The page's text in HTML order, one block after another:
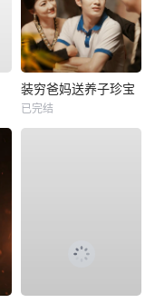
装穷爸妈送养子珍宝
已完结